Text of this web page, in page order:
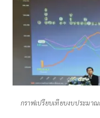
กราฟเปรียบเทียบงบประมา